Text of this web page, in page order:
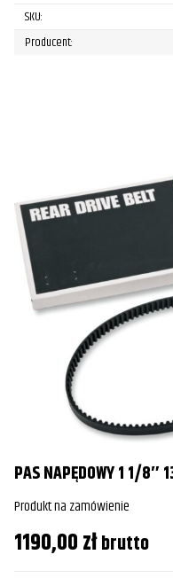
SKU:
Producent:
PAS NAPĘDOWY 1 1/
Produkt na zamówienie
1190,00złbrutto